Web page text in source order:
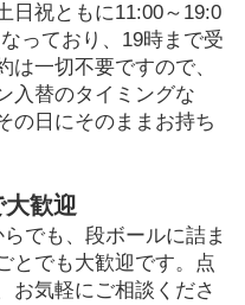
日祝ともに11:00～19:0
っており、19時まで受
一切不要ですので、
入替のタイミングな
の日にそのままお持ち
歓迎
でも、段ボールに詰ま
とでも大歓迎です。点
お気軽にご相談くださ